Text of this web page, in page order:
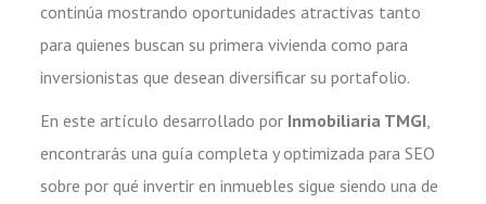
continúa mostrando oportunidades atractivas tanto
para quienes buscan su primera vivienda como para
inversionistas que desean diversificar su portafolio.
En este artículo desarrollado por Inmobiliaria TMGI,
encontrarás una guía completa y optimizada para SEO
sobre por qué invertir en inmuebles sigue siendo una de